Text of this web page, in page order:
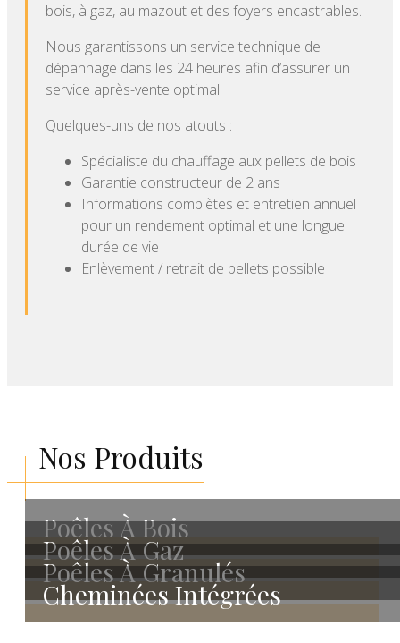
bois, à gaz, au mazout et des foyers encastrables.
Nous garantissons un service technique de
dépannage dans les 24 heures afin d’assurer un
service après-vente optimal.
Quelques-uns de nos atouts :
Spécialiste du chauffage aux pellets de bois
Garantie constructeur de 2 ans
Informations complètes et entretien annuel
pour un rendement optimal et une longue
durée de vie
Enlèvement / retrait de pellets possible
Nos Produits
Poêles À Bois
Poêles À Gaz
Poêles À Granulés
Cheminées Intégrées